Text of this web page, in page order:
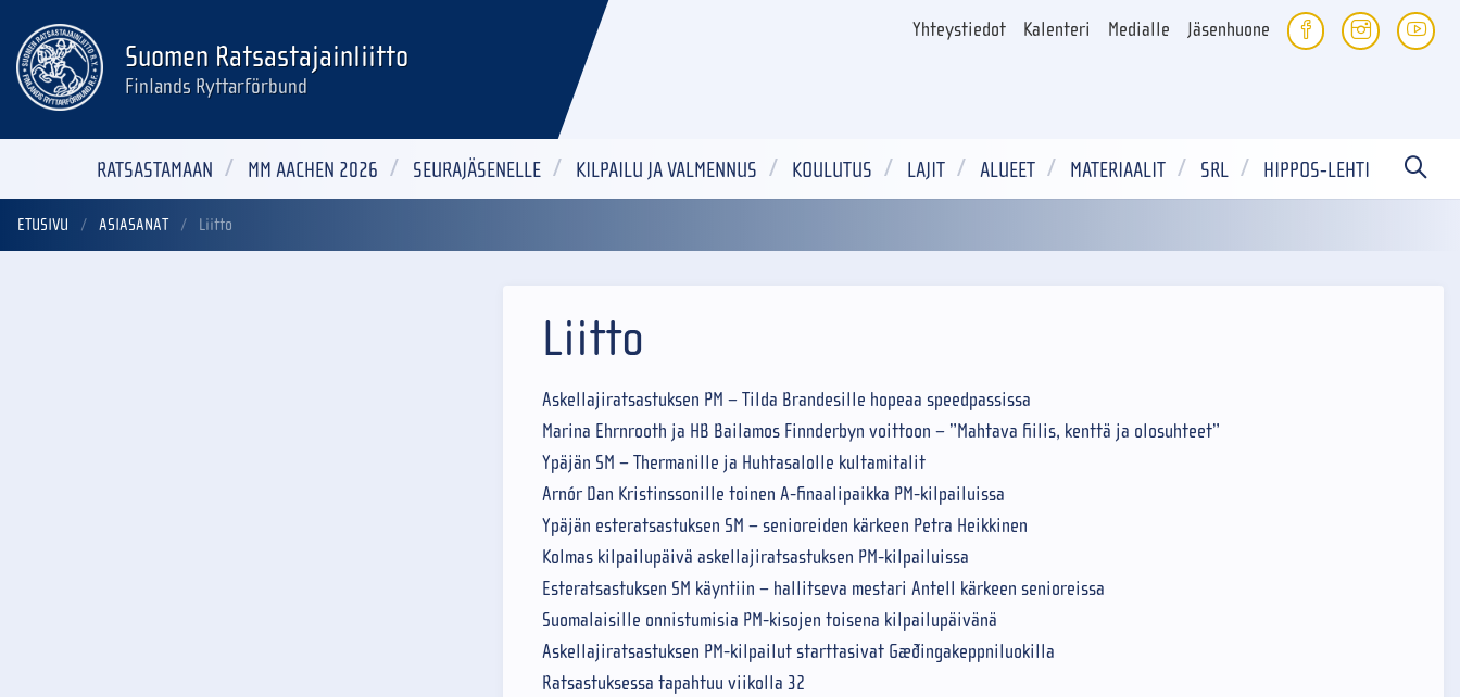
Yhteystiedot Kalenteri Medialle Jäsenhuone
Suomen Ratsastajainliitto
Finlands Ryttarförbund
RATSASTAMAAN MM AACHEN 2026 SEURAJÄSENELLE KILPAILU JA VALMENNUS KOULUTUS LAJIT ALUEET MATERIAALIT SRL HIPPOS-LEHTI
ETUSIVU ASIASANAT Liitto
Liitto
Askellajiratsastuksen PM – Tilda Brandesille hopeaa speedpassissa
Marina Ehrnrooth ja HB Bailamos Finnderbyn voittoon – ”Mahtava fiilis, kenttä ja olosuhteet”
Ypäjän SM – Thermanille ja Huhtasalolle kultamitalit
Arnór Dan Kristinssonille toinen A-finaalipaikka PM-kilpailuissa
Ypäjän esteratsastuksen SM – senioreiden kärkeen Petra Heikkinen
Kolmas kilpailupäivä askellajiratsastuksen PM-kilpailuissa
Esteratsastuksen SM käyntiin – hallitseva mestari Antell kärkeen senioreissa
Suomalaisille onnistumisia PM-kisojen toisena kilpailupäivänä
Askellajiratsastuksen PM-kilpailut starttasivat Gæðingakeppniluokilla
Ratsastuksessa tapahtuu viikolla 32